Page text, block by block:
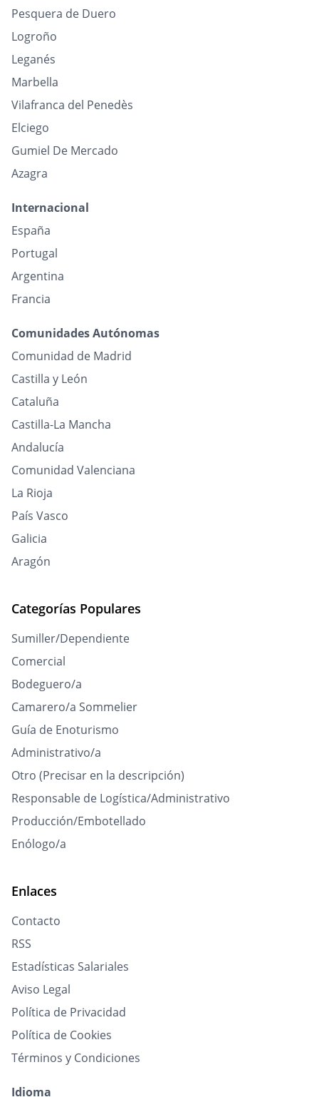
Pesquera de Duero
Logroño
Leganés
Marbella
Vilafranca del Penedès
Elciego
Gumiel De Mercado
Azagra
Internacional
España
Portugal
Argentina
Francia
Comunidades Autónomas
Comunidad de Madrid
Castilla y León
Cataluña
Castilla-La Mancha
Andalucía
Comunidad Valenciana
La Rioja
País Vasco
Galicia
Aragón
Categorías Populares
Sumiller/Dependiente
Comercial
Bodeguero/a
Camarero/a Sommelier
Guía de Enoturismo
Administrativo/a
Otro (Precisar en la descripción)
Responsable de Logística/Administrativo
Producción/Embotellado
Enólogo/a
Enlaces
Contacto
RSS
Estadísticas Salariales
Aviso Legal
Política de Privacidad
Política de Cookies
Términos y Condiciones
Idioma